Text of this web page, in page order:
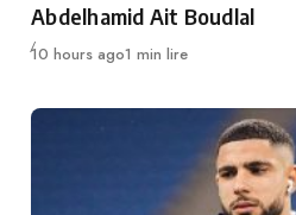
Abdelhamid Ait Boudlal
Publié
10 hours ago1 min lire